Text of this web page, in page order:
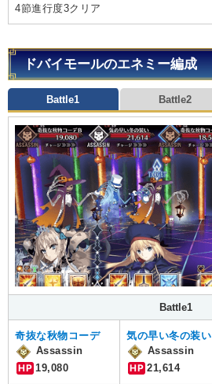
4節進行度3クリア
ドバイモールのエネミー編成
Battle1 Battle2
Battle1
奇抜な秋物コーデ
Assassin
HP 19,080
気の早い冬の装い
Assassin
HP 21,614